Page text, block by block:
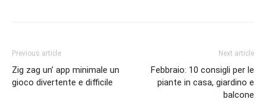
Previous article
Zig zag un’ app minimale un
gioco divertente e difficile
Next article
Febbraio: 10 consigli per le
piante in casa, giardino e
balcone